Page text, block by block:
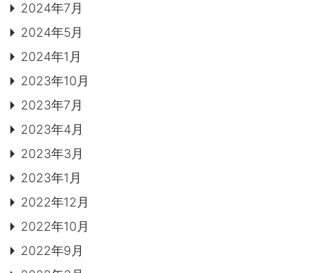
2024年7月
2024年5月
2024年1月
2023年10月
2023年7月
2023年4月
2023年3月
2023年1月
2022年12月
2022年10月
2022年9月